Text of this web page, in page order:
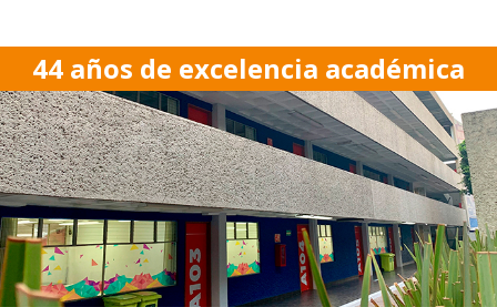
44 años de excelencia académica